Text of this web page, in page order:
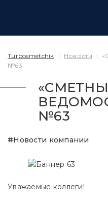
Turbosmetchik | Новости |
№63
№63
#Новости компании
Уважаемые коллеги!